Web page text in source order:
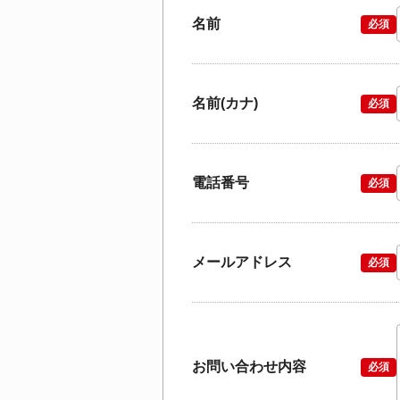
名前 必須
名前(カナ) 必須
電話番号 必須
メールアドレス 必須
お問い合わせ内容 必須